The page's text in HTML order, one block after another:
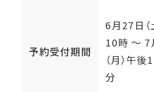
予約受付期間
6月27日（
10時 〜 7
（月） 午後
分